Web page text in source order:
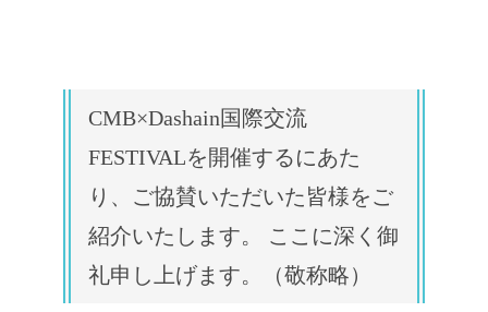
CMB×Dashain国際交流
FESTIVALを開催するにあた
り、ご協賛いただいた皆様をご
紹介いたします。 ここに深く御
礼申し上げます。（敬称略）